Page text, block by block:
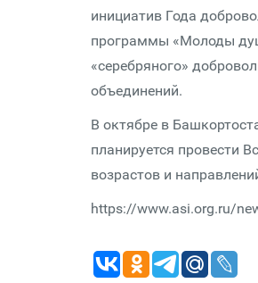
инициатив Года
программы «Молоды
«серебряного»
объединений.
В октябре в
планируется провести
возрастов и
https://www.asi.org.ru/